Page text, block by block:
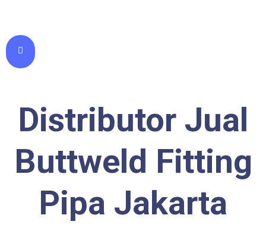
Distributor Jual
Buttweld Fitting
Pipa Jakarta